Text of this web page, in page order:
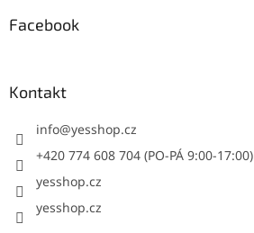
Facebook
Kontakt
info@yesshop.cz
+420 774 608 704 (PO-PÁ 9:00-17:00)
yesshop.cz
yesshop.cz